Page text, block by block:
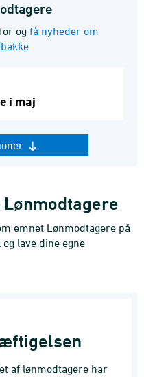
og få nyheder om
i maj
emnet Lønmodtagere på
lave dine egne
af lønmodtagere har